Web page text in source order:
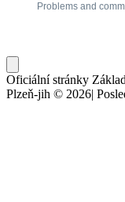
Oficiální stránky
Plzeň-jih © 2026|